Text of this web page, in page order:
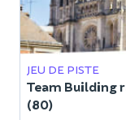
JEU DE PISTE
Team Building
(80)